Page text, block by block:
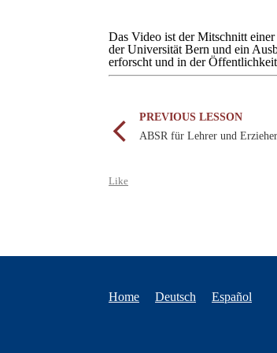
Das Video ist der Mitschnitt
der Universität Bern und ein
erforscht und in der
PREVIOUS LESSON
ABSR für Lehrer und Erzieher
Like
Home Deutsch Español